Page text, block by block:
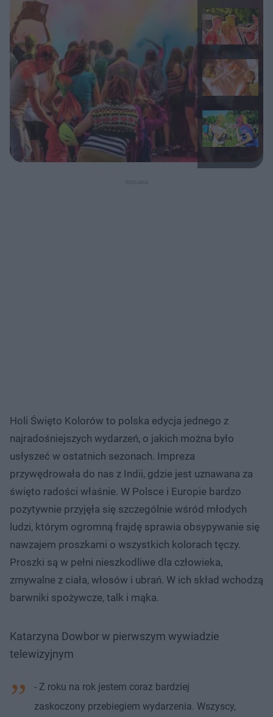
Holi Święto Kolorów to polska edycja jednego z
najradośniejszych wydarzeń, o jakich można było
usłyszeć w ostatnich sezonach. Impreza
przywędrowała do nas z Indii, gdzie jest uznawana za
święto radości właśnie. W Polsce i Europie bardzo
pozytywnie przyjęła się szczególnie wśród młodych
ludzi, którym ogromną frajdę sprawia obsypywanie się
nawzajem proszkami o wszystkich kolorach tęczy.
Proszki są w pełni nieszkodliwe dla człowieka,
zmywalne z ciała, włosów i ubrań. W ich skład wchodzą
barwniki spożywcze, talk i mąka.
Katarzyna Dowbor w pierwszym wywiadzie
telewizyjnym
- Z roku na rok jestem coraz bardziej
zaskoczony przebiegiem wydarzenia. Wszyscy,